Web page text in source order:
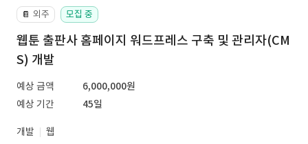
📔 외주 모집 중
웹툰 출판사 홈페이지 워드프레스 구축 및 관리자(CM
S) 개발
예상 금액
6,000,000원
예상 기간
45일
개발
웹